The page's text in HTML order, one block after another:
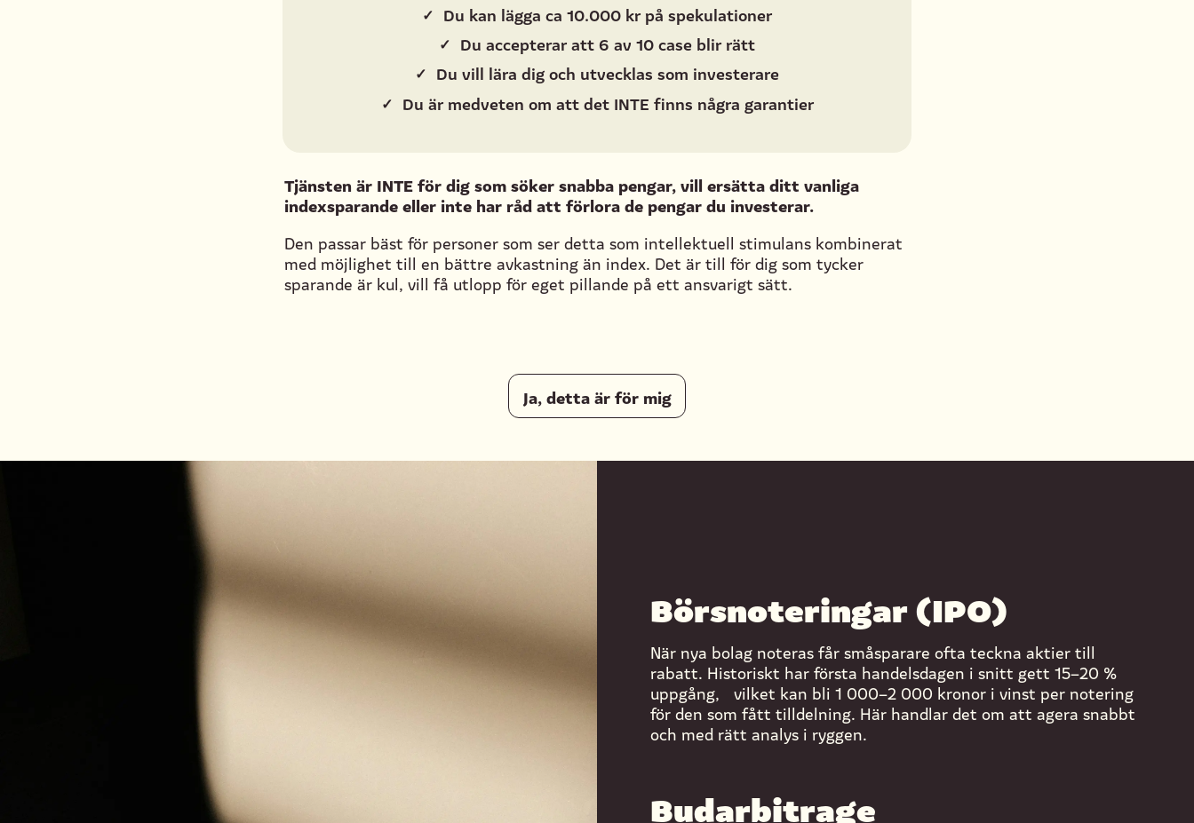
✓ Du kan lägga ca 10.000 kr på spekulationer
✓ Du accepterar att 6 av 10 case blir rätt
✓ Du vill lära dig och utvecklas som investerare
✓ Du är medveten om att det INTE finns några garantier
Tjänsten är INTE för dig som söker snabba pengar, vill ersätta ditt vanliga
indexsparande eller inte har råd att förlora de pengar du investerar.
Den passar bäst för personer som ser detta som intellektuell stimulans kombinerat
med möjlighet till en bättre avkastning än index. Det är till för dig som tycker
sparande är kul, vill få utlopp för eget pillande på ett ansvarigt sätt.
Ja, detta är för mig
Börsnoteringar (IPO)
När nya bolag noteras får småsparare ofta teckna aktier till
rabatt. Historiskt har första handelsdagen i snitt gett 15–20 %
uppgång, vilket kan bli 1 000–2 000 kronor i vinst per notering
för den som fått tilldelning. Här handlar det om att agera snabbt
och med rätt analys i ryggen.
Budarbitrage